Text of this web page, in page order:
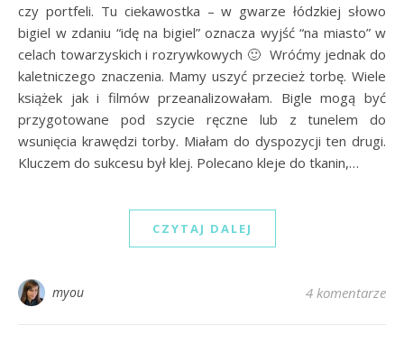
czy portfeli. Tu ciekawostka – w gwarze łódzkiej słowo
bigiel w zdaniu “idę na bigiel” oznacza wyjść “na miasto” w
celach towarzyskich i rozrywkowych 🙂 Wróćmy jednak do
kaletniczego znaczenia. Mamy uszyć przecież torbę. Wiele
książek jak i filmów przeanalizowałam. Bigle mogą być
przygotowane pod szycie ręczne lub z tunelem do
wsunięcia krawędzi torby. Miałam do dyspozycji ten drugi.
Kluczem do sukcesu był klej. Polecano kleje do tkanin,…
CZYTAJ DALEJ
myou 4 komentarze